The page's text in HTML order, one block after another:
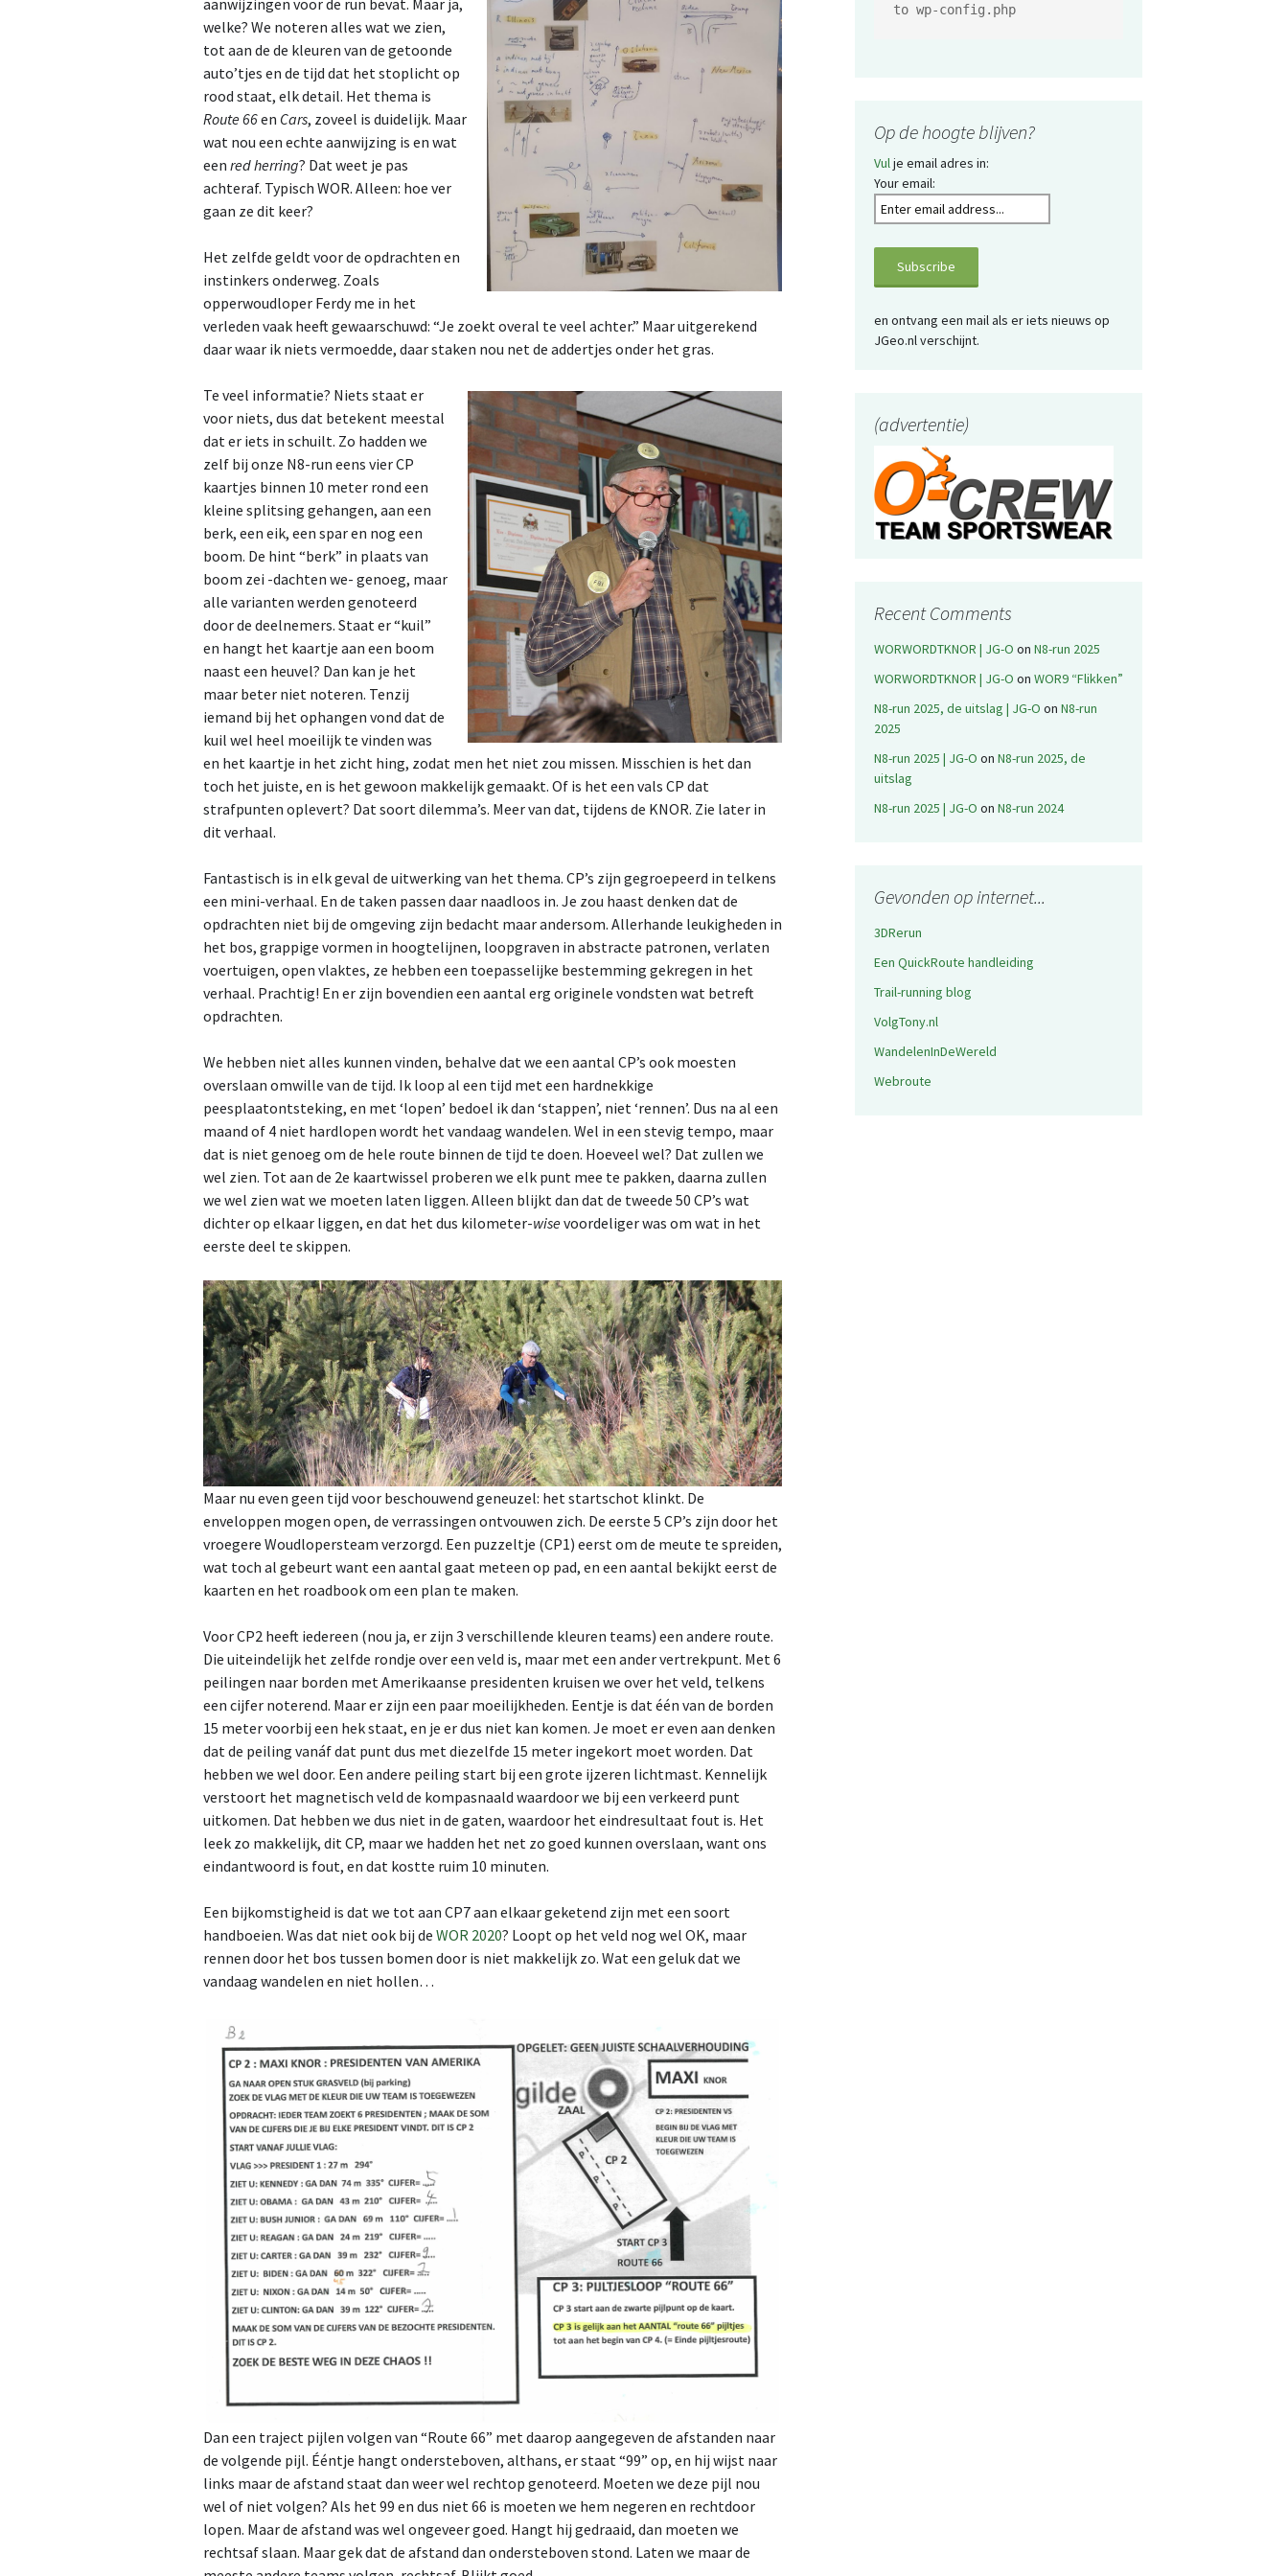
aanwijzingen voor de run bevat. Maar ja,
welke? We noteren alles wat we zien,
tot aan de de kleuren van de getoonde
auto’tjes en de tijd dat het stoplicht op
rood staat, elk detail. Het thema is
Route 66en Cars, zoveel is duidelijk. Maar
wat nou een echte aanwijzing is en wat
een red herring? Dat weet je pas
achteraf. Typisch WOR. Alleen: hoe ver
gaan ze dit keer?
Het zelfde geldt voor de opdrachten en
instinkers onderweg. Zoals
opperwoudloper Ferdy me in het
verleden vaak heeft gewaarschuwd: “Je zoekt overal te veel achter.” Maar uitgerekend
daar waar ik niets vermoedde, daar staken nou net de addertjes onder het gras.
Te veel informatie? Niets staat er
voor niets, dus dat betekent meestal
dat er iets in schuilt. Zo hadden we
zelf bij onze N8-run eens vier CP
kaartjes binnen 10 meter rond een
kleine splitsing gehangen, aan een
berk, een eik, een spar en nog een
boom. De hint “berk” in plaats van
boom zei -dachten we- genoeg, maar
alle varianten werden genoteerd
door de deelnemers. Staat er “kuil”
en hangt het kaartje aan een boom
naast een heuvel? Dan kan je het
maar beter niet noteren. Tenzij
iemand bij het ophangen vond dat de
kuil wel heel moeilijk te vinden was
en het kaartje in het zicht hing, zodat men het niet zou missen. Misschien is het dan
toch het juiste, en is het gewoon makkelijk gemaakt. Of is het een vals CP dat
strafpunten oplevert? Dat soort dilemma’s. Meer van dat, tijdens de KNOR. Zie later in
dit verhaal.
Fantastisch is in elk geval de uitwerking van het thema. CP’s zijn gegroepeerd in telkens
een mini-verhaal. En de taken passen daar naadloos in. Je zou haast denken dat de
opdrachten niet bij de omgeving zijn bedacht maar andersom. Allerhande leukigheden in
het bos, grappige vormen in hoogtelijnen, loopgraven in abstracte patronen, verlaten
voertuigen, open vlaktes, ze hebben een toepasselijke bestemming gekregen in het
verhaal. Prachtig! En er zijn bovendien een aantal erg originele vondsten wat betreft
opdrachten.
We hebben niet alles kunnen vinden, behalve dat we een aantal CP’s ook moesten
overslaan omwille van de tijd. Ik loop al een tijd met een hardnekkige
peesplaatontsteking, en met ‘lopen’ bedoel ik dan ‘stappen’, niet ‘rennen’. Dus na al een
maand of 4 niet hardlopen wordt het vandaag wandelen. Wel in een stevig tempo, maar
dat is niet genoeg om de hele route binnen de tijd te doen. Hoeveel wel? Dat zullen we
wel zien. Tot aan de 2e kaartwissel proberen we elk punt mee te pakken, daarna zullen
we wel zien wat we moeten laten liggen. Alleen blijkt dan dat de tweede 50 CP’s wat
dichter op elkaar liggen, en dat het dus kilometer-wisevoordeliger was om wat in het
eerste deel te skippen.
Maar nu even geen tijd voor beschouwend geneuzel: het startschot klinkt. De
enveloppen mogen open, de verrassingen ontvouwen zich. De eerste 5 CP’s zijn door het
vroegere Woudlopersteam verzorgd. Een puzzeltje (CP1) eerst om de meute te spreiden,
wat toch al gebeurt want een aantal gaat meteen op pad, en een aantal bekijkt eerst de
kaarten en het roadbook om een plan te maken.
Voor CP2 heeft iedereen (nou ja, er zijn 3 verschillende kleuren teams) een andere route.
Die uiteindelijk het zelfde rondje over een veld is, maar met een ander vertrekpunt. Met 6
peilingen naar borden met Amerikaanse presidenten kruisen we over het veld, telkens
een cijfer noterend. Maar er zijn een paar moeilijkheden. Eentje is dat één van de borden
15 meter voorbij een hek staat, en je er dus niet kan komen. Je moet er even aan denken
dat de peiling vanáf dat punt dus met diezelfde 15 meter ingekort moet worden. Dat
hebben we wel door. Een andere peiling start bij een grote ijzeren lichtmast. Kennelijk
verstoort het magnetisch veld de kompasnaald waardoor we bij een verkeerd punt
uitkomen. Dat hebben we dus niet in de gaten, waardoor het eindresultaat fout is. Het
leek zo makkelijk, dit CP, maar we hadden het net zo goed kunnen overslaan, want ons
eindantwoord is fout, en dat kostte ruim 10 minuten.
Een bijkomstigheid is dat we tot aan CP7 aan elkaar geketend zijn met een soort
handboeien. Was dat niet ook bij de WOR 2020? Loopt op het veld nog wel OK, maar
rennen door het bos tussen bomen door is niet makkelijk zo. Wat een geluk dat we
vandaag wandelen en niet hollen…
Dan een traject pijlen volgen van “Route 66” met daarop aangegeven de afstanden naar
de volgende pijl. Ééntje hangt ondersteboven, althans, er staat “99” op, en hij wijst naar
links maar de afstand staat dan weer wel rechtop genoteerd. Moeten we deze pijl nou
wel of niet volgen? Als het 99 en dus niet 66 is moeten we hem negeren en rechtdoor
lopen. Maar de afstand was wel ongeveer goed. Hangt hij gedraaid, dan moeten we
rechtsaf slaan. Maar gek dat de afstand dan ondersteboven stond. Laten we maar de
to wp-config.php
Op de hoogte blijven?
Vulje email adres in:
Your email:
en ontvang een mail als er iets nieuws op
JGeo.nl verschijnt.
(advertentie)
Recent Comments
WORWORDTKNOR | JG-O on N8-run 2025
WORWORDTKNOR | JG-O on WOR9 “Flikken”
N8-run 2025, de uitslag | JG-O on N8-run
2025
N8-run 2025 | JG-O on N8-run 2025, de
uitslag
N8-run 2025 | JG-O on N8-run 2024
Gevonden op internet...
3DRerun
Een QuickRoute handleiding
Trail-running blog
VolgTony.nl
WandelenInDeWereld
Webroute